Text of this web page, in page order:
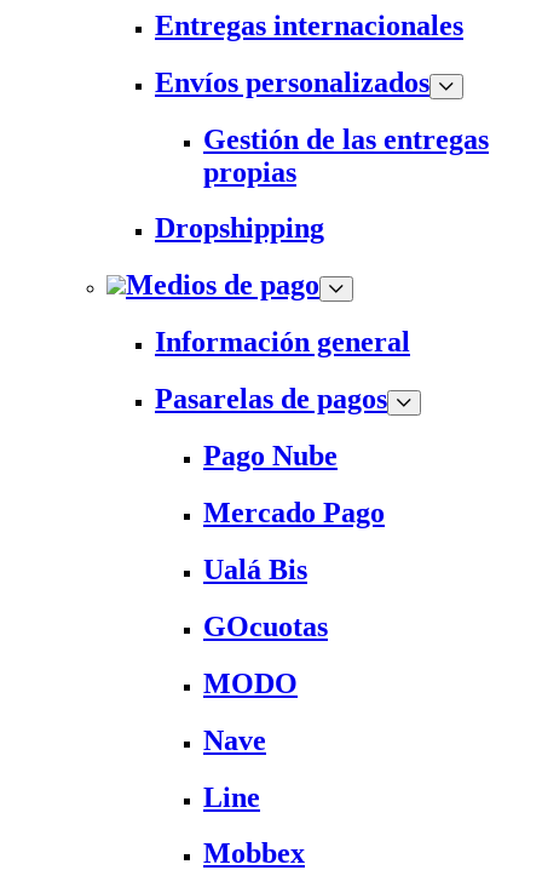
Entregas internacionales
Envíos personalizados
Gestión de las entregas
propias
Dropshipping
Medios de pago
Información general
Pasarelas de pagos
Pago Nube
Mercado Pago
Ualá Bis
GOcuotas
MODO
Nave
Line
Mobbex